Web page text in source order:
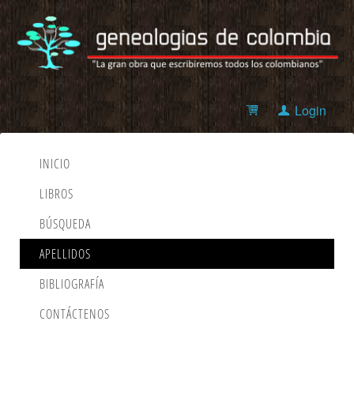
Login
INICIO
LIBROS
BÚSQUEDA
APELLIDOS
BIBLIOGRAFÍA
CONTÁCTENOS